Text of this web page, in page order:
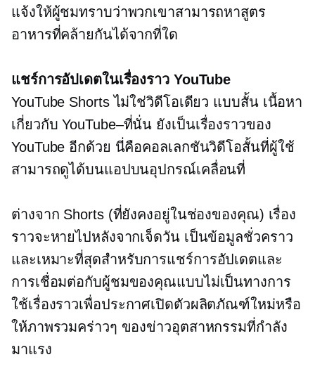
แจ้งให้ผู้ชมทราบว่าพวกเขาสามารถหาสูตร
อาหารที่คล้ายกันได้จากที่ใด
แชร์การอัปเดตในเรื่องราว YouTube
YouTube Shorts ไม่ใช่วิดีโอเดียว แบบสั้นเนื้อหา
เกี่ยวกับYouTube–ที่นั่น ยังเป็นเรื่องราวของ
YouTube อีกด้วย นี่คือคอลเลกชันวิดีโอสั้นที่ผู้ใช้
สามารถดูได้บนแอปบนอุปกรณ์เคลื่อนที่
ต่างจาก Shorts (ที่ยังคงอยู่ในช่องของคุณ) เรื่อง
ราวจะหายไปหลังจากเจ็ดวัน เป็นข้อมูลชั่วคราว
และเหมาะที่สุดสำหรับการแชร์การอัปเดตและ
การเชื่อมต่อกับผู้ชมของคุณแบบไม่เป็นทางการ
ใช้เรื่องราวเพื่อประกาศเปิดตัวผลิตภัณฑ์ใหม่หรือ
ให้ภาพรวมคร่าวๆ ของข่าวอุตสาหกรรมที่กำลัง
มาแรง